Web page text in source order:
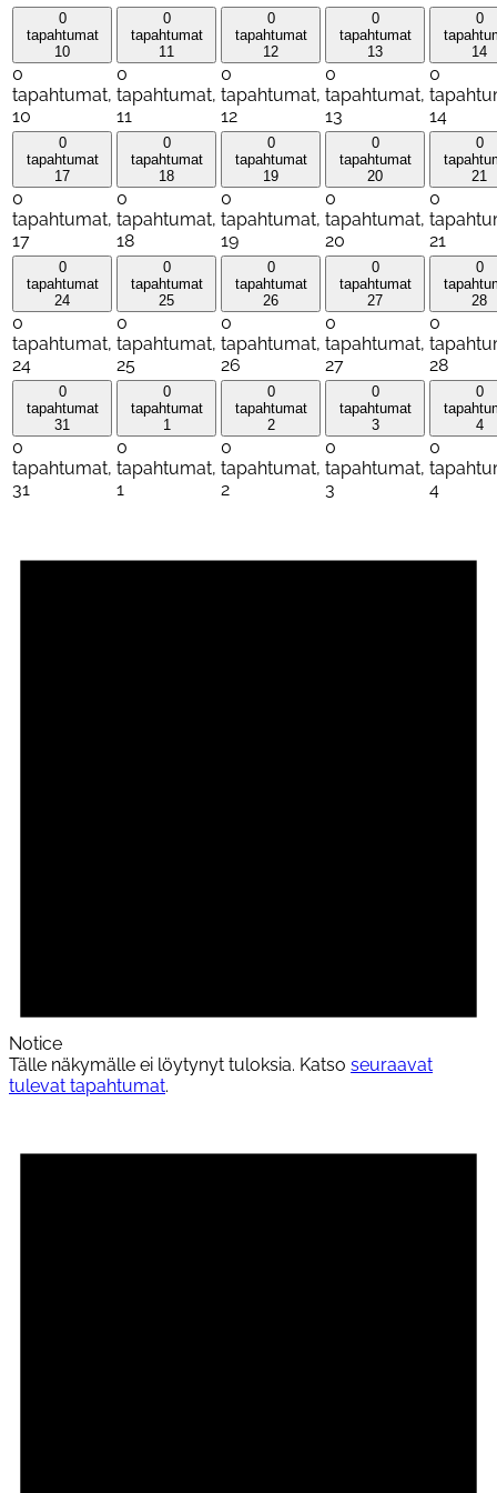
0
tapahtumat
10
0
tapahtumat,
10
0
tapahtumat
11
0
tapahtumat,
11
0
tapahtumat
12
0
tapahtumat,
12
0
tapahtumat
13
0
tapahtumat,
13
0
14
0
14
0
tapahtumat
17
0
tapahtumat,
17
0
tapahtumat
18
0
tapahtumat,
18
0
tapahtumat
19
0
tapahtumat,
19
0
tapahtumat
20
0
tapahtumat,
20
0
21
0
21
0
tapahtumat
24
0
tapahtumat,
24
0
tapahtumat
25
0
tapahtumat,
25
0
tapahtumat
26
0
tapahtumat,
26
0
tapahtumat
27
0
tapahtumat,
27
0
28
0
28
0
tapahtumat
31
0
tapahtumat,
31
0
tapahtumat
1
0
tapahtumat,
1
0
tapahtumat
2
0
tapahtumat,
2
0
tapahtumat
3
0
tapahtumat,
3
0
4
0
4
Notice
Tälle näkymälle ei löytynyt tuloksia. Katso seuraavat
tulevat tapahtumat.